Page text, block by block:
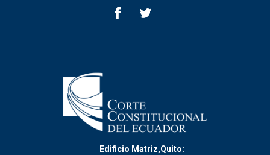
Edificio Matriz,Quito: